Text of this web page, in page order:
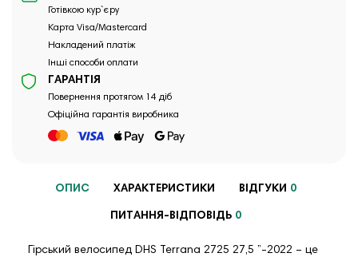
Готівкою кур`єру
Карта Visa/Mastercard
Накладений платіж
Інші способи оплати
ГАРАНТІЯ
Повернення протягом 14 діб
Офіційна гарантія виробника
ОПИС ХАРАКТЕРИСТИКИ ВІДГУКИ 0
ПИТАННЯ-ВІДПОВІДЬ 0
Гірський велосипед DHS Terrana 2725 27,5 ”-2022 – це